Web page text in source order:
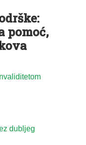
pomoć,
dubljeg